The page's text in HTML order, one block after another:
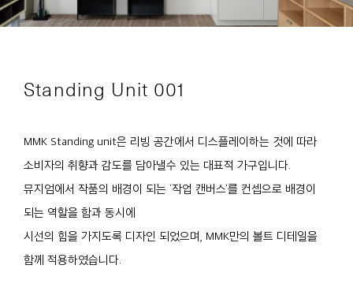
Standing Unit 001
MMK Standing unit은 리빙 공간에서 디스플레이하는 것에 따라
소비자의 취향과 감도를 담아낼수 있는 대표적 가구입니다.
뮤지엄에서 작품의 배경이 되는 ‘작업 캔버스’를 컨셉으로 배경이
되는 역할을 함과 동시에
시선의 힘을 가지도록 디자인 되었으며, MMK만의 볼트 디테일을
함께 적용하였습니다.